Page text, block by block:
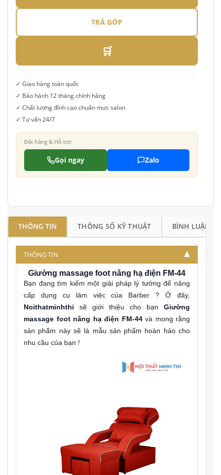
TRẢ GÓP
🛒
✓ Giao hàng toàn quốc
✓ Bảo hành 12 tháng chính hãng
✓ Chất lượng đỉnh cao chuẩn mực salon
✓ Tư vấn 24/7
Đặt hàng & Hỗ trợ:
Gọi ngay Zalo
THÔNG TIN THÔNG SỐ KỸ THUẬT BÌNH LUẬN
THÔNG TIN
Giường massage foot nâng hạ điện FM-44
Bạn đang tìm kiếm một giải pháp lý tưởng để nâng
cấp dụng cụ làm việc của Barber ? Ở đây,
Noithatminhthi sẽ giới thiệu cho bạn Giường
massage foot nâng hạ điện FM-44 và mong rằng
sản phẩm này sẽ là mẫu sản phẩm hoàn hảo cho
nhu cầu của bạn !